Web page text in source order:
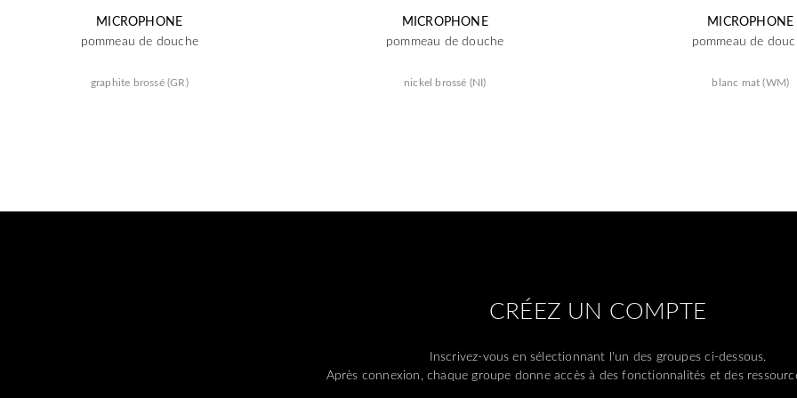
MICROPHONE
pommeau de douche
graphite brossé (GR)
MICROPHONE
pommeau de douche
nickel brossé (NI)
MICROPHONE
pommeau de
blanc mat (WM)
CRÉEZ UN COMPTE
Inscrivez-vous en sélectionnant l'un des groupes ci-dessous.
Après connexion, chaque groupe donne accès à des fonctionnalités et des